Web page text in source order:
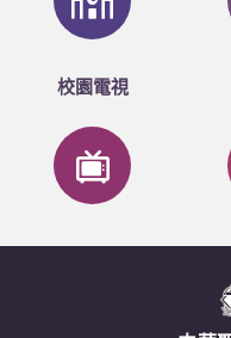
校園電視